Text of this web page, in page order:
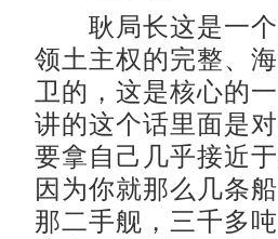
耿局长这是一个
领土主权的完整、
卫的，这是核心的
讲的这个话里面是
要拿自己几乎接近
因为你就那么几条
那二手舰，三千多